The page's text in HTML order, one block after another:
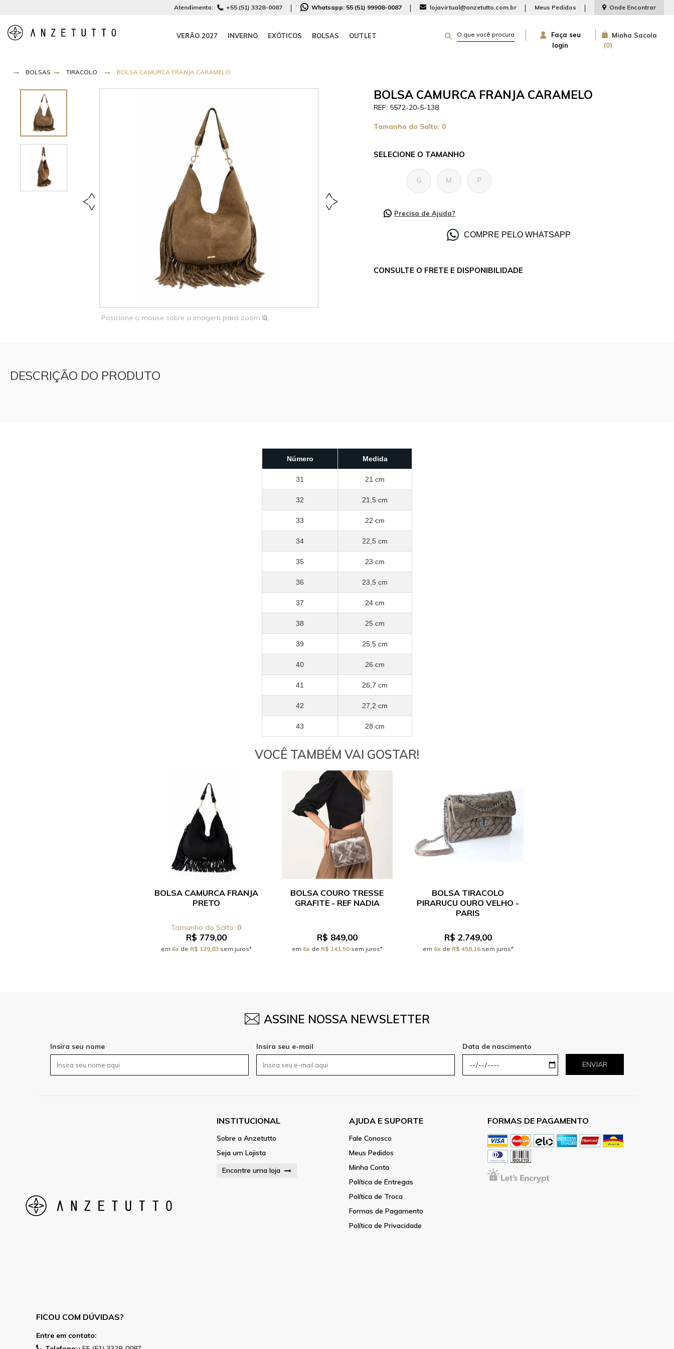
Atendimento: +55 (51) 3328-0087 Whatsapp: 55 (51) 99908-0087 lojavirtual@anzetutto.com.br Meus Pedidos Onde Encontrar
VERÃO 2027 INVERNO EXÓTICOS BOLSAS OUTLET
Faça seu
login
Minha Sacola
0
BOLSAS TIRACOLO BOLSA CAMURCA FRANJA CARAMELO
Posicione o mouse sobre a imagem para zoom
BOLSA CAMURCA FRANJA CARAMELO
5572-20-5-138
Tamanho do Salto: 0
TAMANHO
G M P
Precisa de Ajuda?
COMPRE PELO WHATSAPP
CONSULTE O FRETE E DISPONIBILIDADE
DESCRIÇÃO DO PRODUTO
Número Medida
31 21 cm
32 21,5 cm
33 22 cm
34 22,5 cm
35 23 cm
36 23,5 cm
37 24 cm
38 25 cm
39 25,5 cm
40 26 cm
41 26,7 cm
42 27,2 cm
43 28 cm
VOCÊ TAMBÉM VAI GOSTAR!
BOLSA CAMURCA FRANJA
PRETO
0
R$ 779,00
em 6xde R$ 129,83sem juros*
BOLSA COURO TRESSE
GRAFITE - REF NADIA
R$ 849,00
em 6xde R$ 141,50sem juros*
BOLSA TIRACOLO
PIRARUCU OURO VELHO -
PARIS
R$ 2.749,00
em 6xde R$ 458,16sem juros*
ASSINE NOSSA NEWSLETTER
Insira seu nome Insira seu e-mail
Data de nascimento
ENVIAR
FICOU COM DÚVIDAS?
Entre em contato:
INSTITUCIONAL
Sobre a Anzetutto
Seja um Lojista
Encontre uma loja
AJUDA E SUPORTE
Fale Conosco
Meus Pedidos
Minha Conta
Política de Entregas
Política de Troca
Formas de Pagamento
Política de Privacidade
FORMAS DE PAGAMENTO